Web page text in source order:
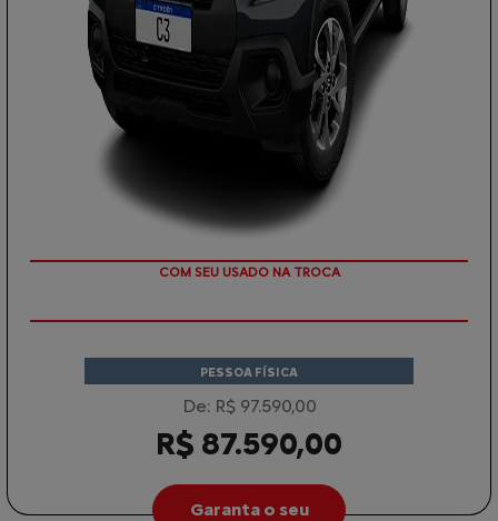
TAXA ZERO
PESSOA FÍSICA
De: R$ 97.590,00
R$ 87.590,00
Garanta o seu